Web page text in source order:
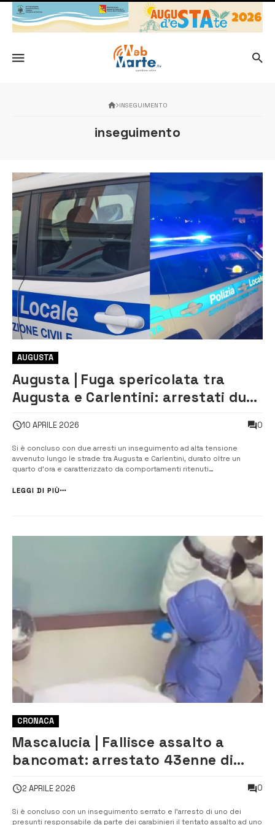
INSEGUIMENTO
inseguimento
AUGUSTA
Augusta | Fuga spericolata tra
Augusta e Carlentini: arrestati due
10 APRILE 2026 0
Si è concluso con due arresti un inseguimento ad alta tensione
avvenuto lungo le strade tra Augusta e Carlentini, durato oltre un
quarto d’ora e caratterizzato da comportamenti ritenuti
durante un servizio di controllo del territorio da parte della Polizia
LEGGI DI PIÙ
CRONACA
Mascalucia | Fallisce assalto a
bancomat: arrestato 43enne di
l’auto
2 APRILE 2026 0
Si è concluso con un inseguimento serrato e l’arresto di uno dei
presunti responsabile da parte dei carabinieri il tentato assalto ad uno